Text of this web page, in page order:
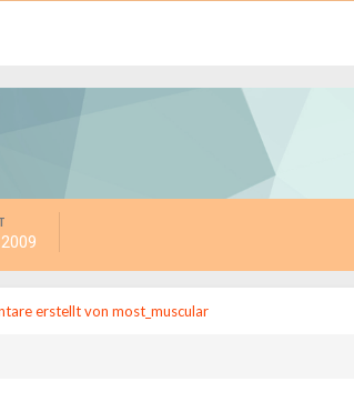
erstellt von most_muscular